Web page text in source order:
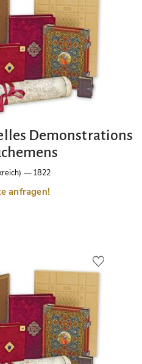
Demonstrations
—1822
anfragen!